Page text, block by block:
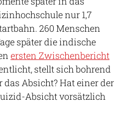
nur 1,7
260 Menschen
später die indische
ersten Zwischenbericht
stellt sich bohrend
das Absicht? Hat einer der
Absicht vorsätzlich